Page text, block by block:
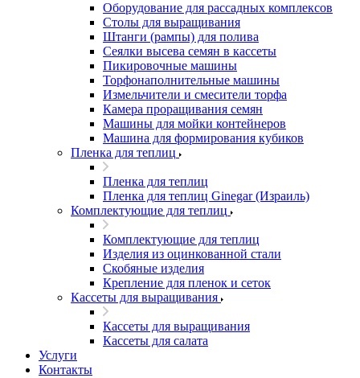
Оборудование для рассадных комплексов
Столы для выращивания
Штанги (рампы) для полива
Сеялки высева семян в кассеты
Пикировочные машины
Торфонаполнительные машины
Измельчители и смесители торфа
Камера проращивания семян
Машины для мойки контейнеров
Машина для формирования кубиков
Пленка для теплиц
Пленка для теплиц
Пленка для теплиц Ginegar (Израиль)
Комплектующие для теплиц
Комплектующие для теплиц
Изделия из оцинкованной стали
Скобяные изделия
Крепление для пленок и сеток
Кассеты для выращивания
Кассеты для выращивания
Кассеты для салата
Услуги
Контакты